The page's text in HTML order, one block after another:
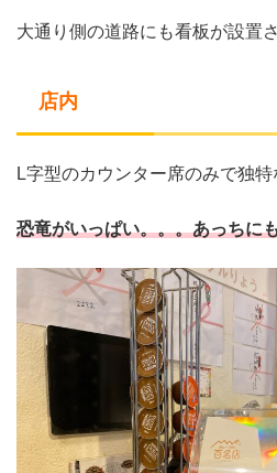
大通り側の道路にも看板が設置
店内
L字型のカウンター席のみで独特
恐竜がいっぱい。。。あっちに